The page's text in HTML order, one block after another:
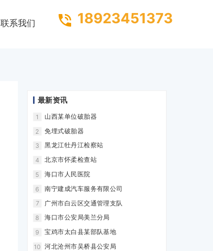
18923451373
联系我们
最新资讯
1 山西某单位破胎器
2 免埋式破胎器
3 黑龙江牡丹江检察站
4 北京市怀柔检查站
5 海口市人民医院
6 南宁建成汽车服务有限公司
7 广州市白云区交通管理支队
8 海口市公安局美兰分局
9 宝鸡市太白县某部队基地
10 河北沧州市吴桥县公安局